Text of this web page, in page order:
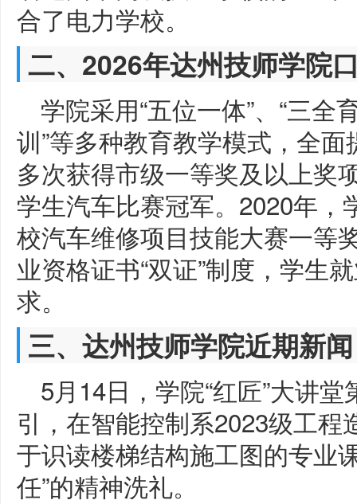
合了电力学校。
二、2026年达州技师学院
学院采用“五位一体”、“三全
训”等多种教育教学模式，全
多次获得市级一等奖及以上奖
学生汽车比赛冠军。2020年
校汽车维修项目技能大赛一等
业资格证书“双证”制度，学生
求。
三、达州技师学院近期新闻
5月14日，学院“红匠”大讲
引，在智能控制系2023级工
于识读楼梯结构施工图的专业
任”的精神洗礼。